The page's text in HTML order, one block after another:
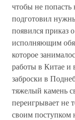
чтобы не попасть
подготовил
появился приказ
исполняющим
которое
работы в Китае и
заброски в
тяжелый камень
переигрывает не
своим поступком